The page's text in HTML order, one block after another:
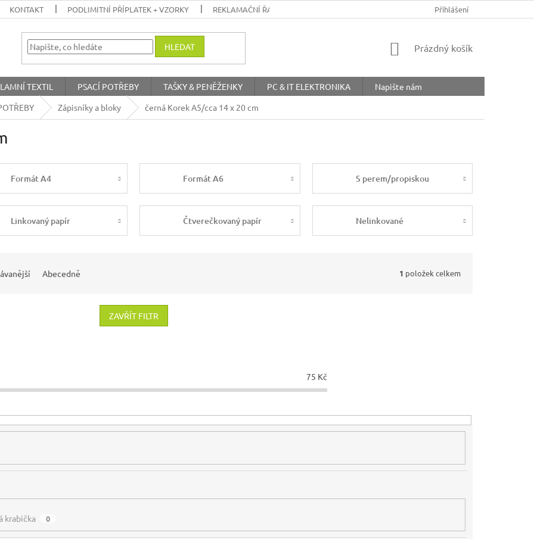
KONTAKT PODLIMITNÍ PŘÍPLATEK + VZORKY REKLAMAČNÍ ŘÁD COOKIES OCHRANA
Přihlášení
HLEDAT
NÁKUPNÍ
Prázdný košík
TEXTIL PSACÍ POTŘEBY TAŠKY & PENĚŽENKY PC & IT ELEKTRONIKA
Napište nám
Zápisníky a bloky černá Korek A5/cca 14 x 20 cm
Formát A4 Formát A6 S perem/propiskou
Linkovaný papír Čtverečkovaný papír Nelinkované
Abecedně 1 položek celkem
ZAVŘÍT FILTR
75 Kč
krabička 0